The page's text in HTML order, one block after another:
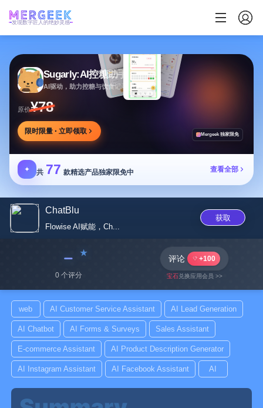
发现数字匠人的绝妙灵感
Sugarly:AI控糖助手
AI驱动，助力控糖与饮食记录，提供个性化建议
原价¥78
限时限量 · 立即领取 Mergeek 独家限免
✦ 共 77 款精选产品独家限免中 查看全部
ChatBlu
Flowise AI赋能，Ch...
获取
﹣
0 个评分
评论 +100
宝石兑换应用会员 >>
web AI Customer Service Assistant AI Lead Generation
AI Chatbot AI Forms & Surveys Sales Assistant
E-commerce Assistant AI Product Description Generator
AI Instagram Assistant AI Facebook Assistant AI